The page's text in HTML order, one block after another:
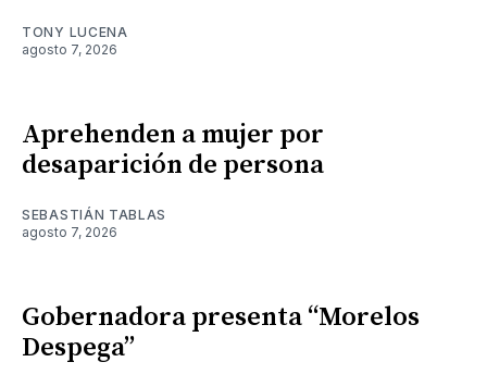
TONY LUCENA
agosto 7, 2026
Aprehenden a mujer por
desaparición de persona
SEBASTIÁN TABLAS
agosto 7, 2026
Gobernadora presenta “Morelos
Despega”